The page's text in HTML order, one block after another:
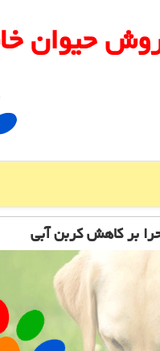
حیوان
بر كاهش كربن آبی